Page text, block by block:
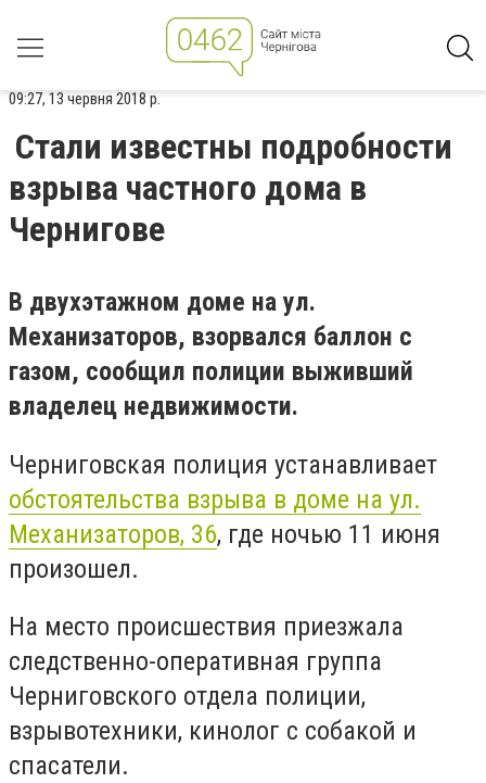
09:27, 13 червня 2018 р.
Стали известны подробности
взрыва частного дома в
Чернигове
В двухэтажном доме на ул.
Механизаторов, взорвался баллон с
газом, сообщил полиции выживший
владелец недвижимости.
Черниговская полиция устанавливает
обстоятельства взрыва в доме на ул.
Механизаторов, 36, где ночью 11 июня
произошел.
На место происшествия приезжала
следственно-оперативная группа
Черниговского отдела полиции,
взрывотехники, кинолог с собакой и
спасатели.